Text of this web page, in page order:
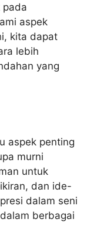
pada
aspek
kita dapat
lebih
yang
aspek penting
murni
untuk
dan ide-
dalam seni
berbagai